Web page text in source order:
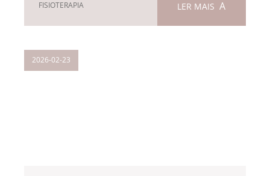
FISIOTERAPIA LER MAIS
2026-02-23